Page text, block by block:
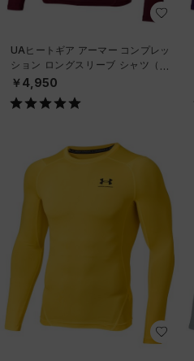
UAヒートギア アーマー コンプレッ
ション ロングスリーブ シャツ（ト
レーニング/MEN）
￥4,950